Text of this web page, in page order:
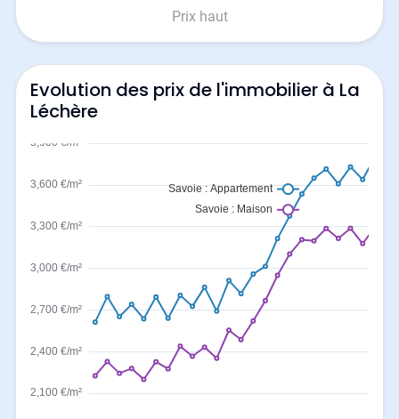
Prix haut
Evolution des prix de l'immobilier à La
Léchère